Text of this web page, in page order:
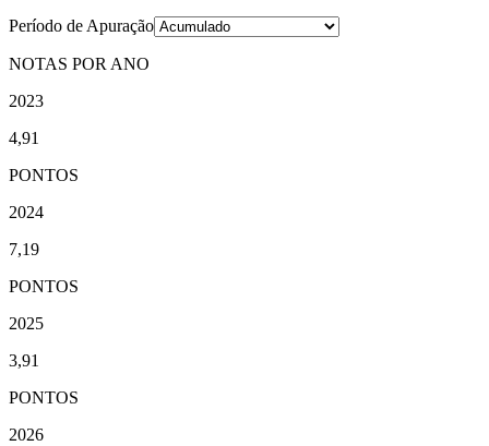
Período de Apuração
NOTAS POR ANO
2023
4,91
PONTOS
2024
7,19
PONTOS
2025
3,91
PONTOS
2026